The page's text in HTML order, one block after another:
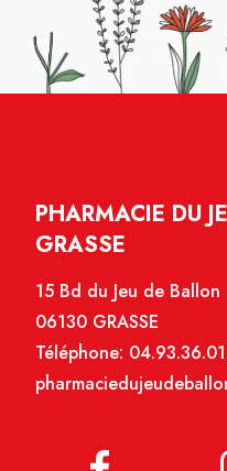
PHARMACIE DU
GRASSE
15 Bd du Jeu de Ballon
06130 GRASSE
Téléphone: